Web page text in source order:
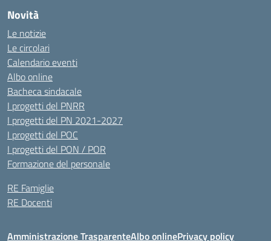
Novità
Le notizie
Le circolari
Calendario eventi
Albo online
Bacheca sindacale
I progetti del PNRR
I progetti del PN 2021-2027
I progetti del POC
I progetti del PON / POR
Formazione del personale
RE Famiglie
RE Docenti
Amministrazione TrasparenteAlbo onlinePrivacy policy